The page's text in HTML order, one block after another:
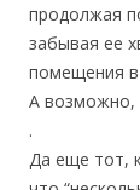
продолжая
забывая ее
помещения в
А возможно,
.
Да еще тот,